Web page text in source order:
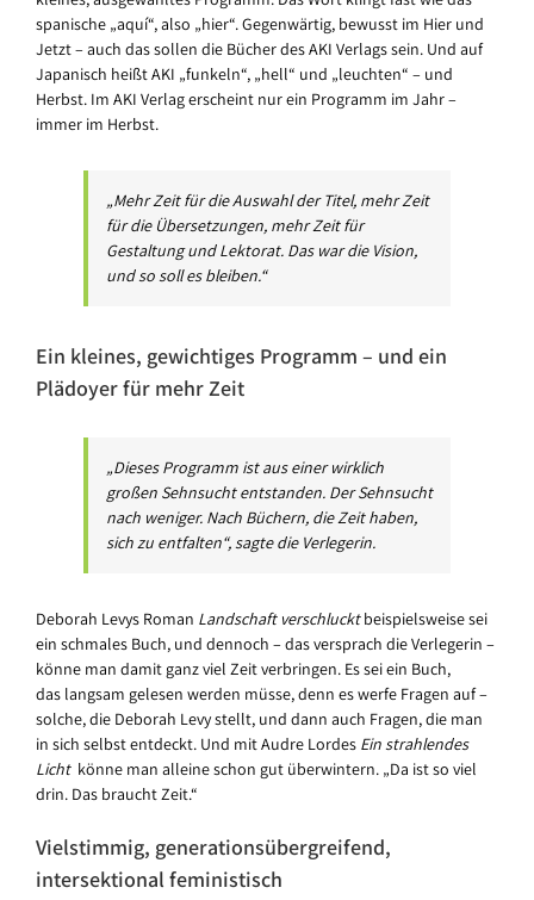
spanische „aquí“, also „hier“. Gegenwärtig, bewusst im Hier und
Jetzt – auch das sollen die Bücher des AKI Verlags sein. Und auf
Japanisch heißt AKI „funkeln“, „hell“ und „leuchten“ – und
Herbst. Im AKI Verlag erscheint nur ein Programm im Jahr –
immer im Herbst.
„Mehr Zeit für die Auswahl der Titel, mehr Zeit
für die Übersetzungen, mehr Zeit für
Gestaltung und Lektorat. Das war die Vision,
und so soll es bleiben.“
Ein kleines, gewichtiges Programm – und ein
Plädoyer für mehr Zeit
„Dieses Programm ist aus einer wirklich
großen Sehnsucht entstanden. Der Sehnsucht
nach weniger. Nach Büchern, die Zeit haben,
sich zu entfalten“, sagte die Verlegerin.
Deborah Levys Roman Landschaft verschlucktbeispielsweise sei
ein schmales Buch, und dennoch – das versprach die Verlegerin –
könne man damit ganz viel Zeit verbringen. Es sei ein Buch,
das langsam gelesen werden müsse, denn es werfe Fragen auf –
solche, die Deborah Levy stellt, und dann auch Fragen, die man
in sich selbst entdeckt. Und mit Audre Lordes Ein strahlendes
Lichtkönne man alleine schon gut überwintern. „Da ist so viel
drin. Das braucht Zeit.“
Vielstimmig, generationsübergreifend,
intersektional feministisch